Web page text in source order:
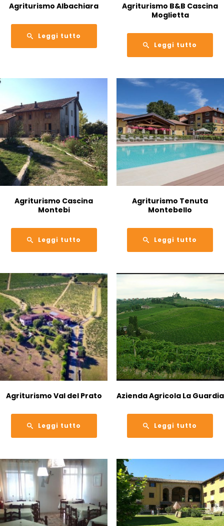
Agriturismo Albachiara
Leggi tutto
Agriturismo B&B Cascina
Moglietta
Leggi tutto
Agriturismo Cascina
Montebi
Leggi tutto
Agriturismo Tenuta
Montebello
Leggi tutto
Agriturismo Val del Prato
Leggi tutto
Azienda Agricola La Guardia
Leggi tutto